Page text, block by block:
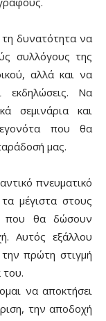
δυνατότητα να
συλλόγους της
αλλά και να
εκδηλώσεις. Να
σεμινάρια και
που θα
μας.
πνευματικό
μέγιστα στους
που θα δώσουν
Αυτός εξάλλου
πρώτη στιγμή
του.
να αποκτήσει
την αποδοχή